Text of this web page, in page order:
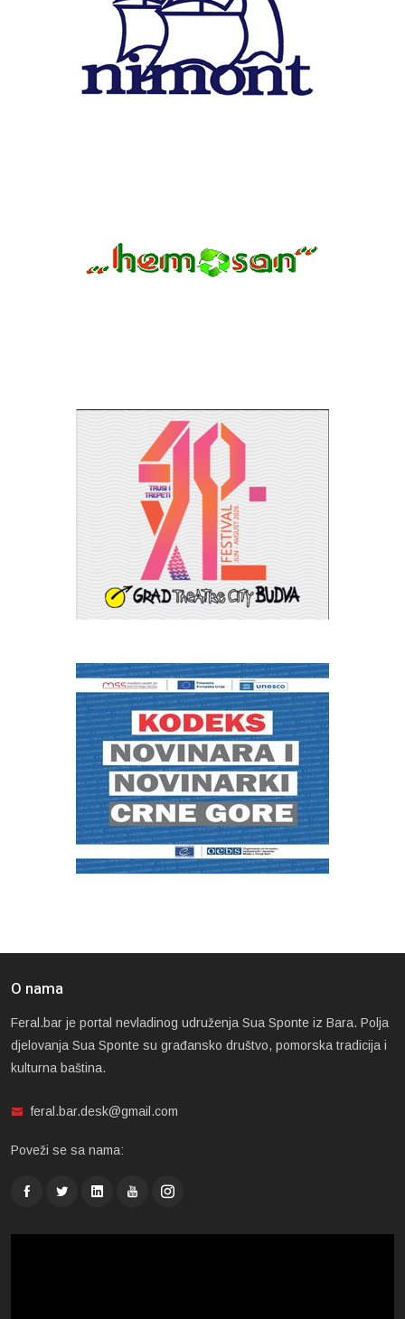
O nama
Feral.bar je portal nevladinog udruženja Sua Sponte iz Bara. Polja
djelovanja Sua Sponte su građansko društvo, pomorska tradicija i
kulturna baština.
feral.bar.desk@gmail.com
Poveži se sa nama: